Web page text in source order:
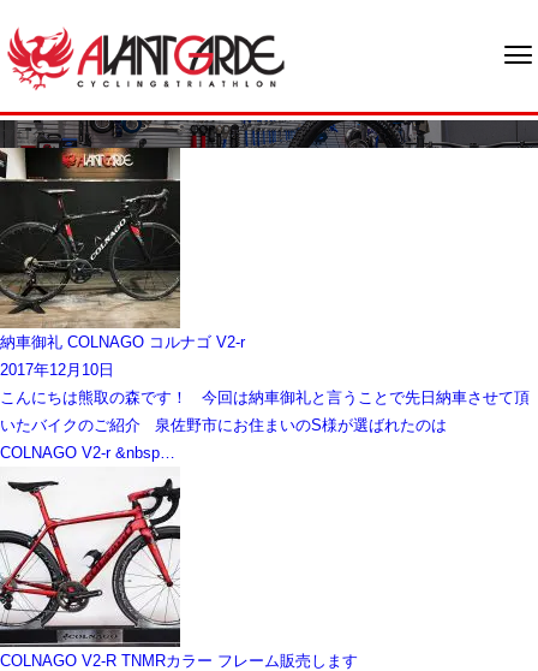
ブログ
納車御礼 COLNAGO コルナゴ V2-r
2017年12月10日
こんにちは熊取の森です！ 今回は納車御礼と言うことで先日納車させて頂
いたバイクのご紹介 泉佐野市にお住まいのS様が選ばれたのは
COLNAGO V2-r &nbsp…
COLNAGO V2-R TNMRカラー フレーム販売します